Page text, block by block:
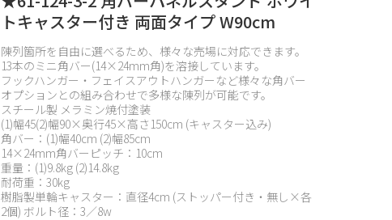
トキャスター付き 両面タイプ W90cm
陳列箇所を自由に選べるため、様々な売場に対応できます。
13本のミニ角バー(14×24mm角)を溶接しています。
フックハンガー・フェイスアウトハンガーなど様々な角バー
オプションとの組み合わせで多様な陳列が可能です。
スチール製 メラミン焼付塗装
(1)幅45(2)幅90×奥行45×高さ150cm (キャスター込み)
角バー：(1)幅40cm (2)幅85cm
14×24mm角バーピッチ：10cm
重量：(1)9.8kg (2)14.8kg
耐荷重：30kg
樹脂製単輪キャスター：直径4cm (ストッパー付き・無し×各
2個) ボルト径：3／8w